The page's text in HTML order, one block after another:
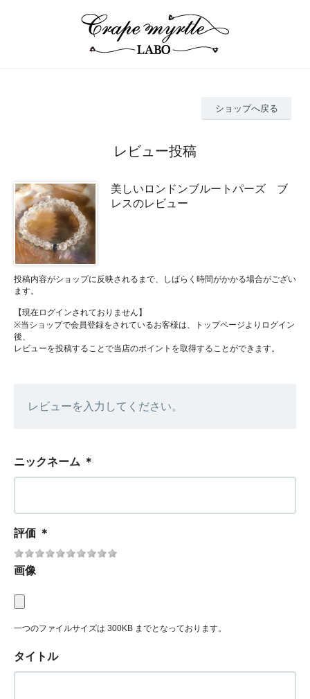
ショップへ戻る
レビュー投稿
美しいロンドンブルートパーズ ブ
レスのレビュー
投稿内容がショップに反映されるまで、しばらく時間がかかる場合がござい
ます。
【現在ログインされておりません】
※当ショップで会員登録をされているお客様は、トップページよりログイン
後、
レビューを投稿することで当店のポイントを取得することができます。
レビューを入力してください。
ニックネーム ＊
評価 ＊
画像
一つのファイルサイズは 300KB までとなっております。
タイトル